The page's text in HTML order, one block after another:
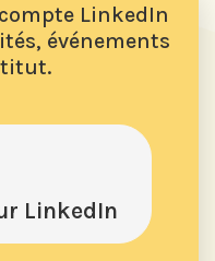
LinkedIn
événements
LinkedIn